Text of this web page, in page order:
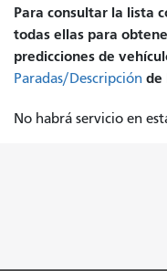
Para consultar la lista
todas ellas para
predicciones de
Paradas/Descripción de
No habrá servicio en